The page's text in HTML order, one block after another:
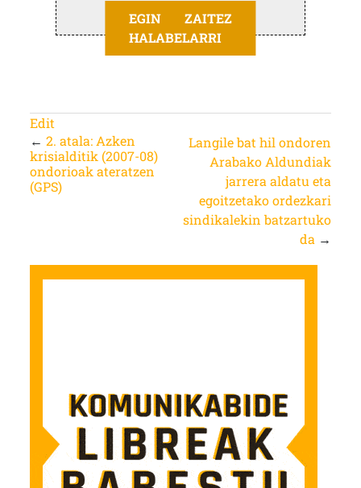
EGIN ZAITEZ
HALABELARRI
Edit
← 2. atala: Azken
krisialditik (2007-08)
ondorioak ateratzen
(GPS)
Langile bat hil ondoren
Arabako Aldundiak
jarrera aldatu eta
egoitzetako ordezkari
sindikalekin batzartuko
da →